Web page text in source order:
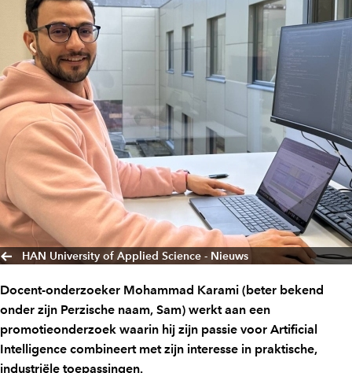
HAN University of Applied Science - Nieuws
Docent-onderzoeker Mohammad Karami (beter bekend
onder zijn Perzische naam, Sam) werkt aan een
promotieonderzoek waarin hij zijn passie voor Artificial
Intelligence combineert met zijn interesse in praktische,
industriële toepassingen.